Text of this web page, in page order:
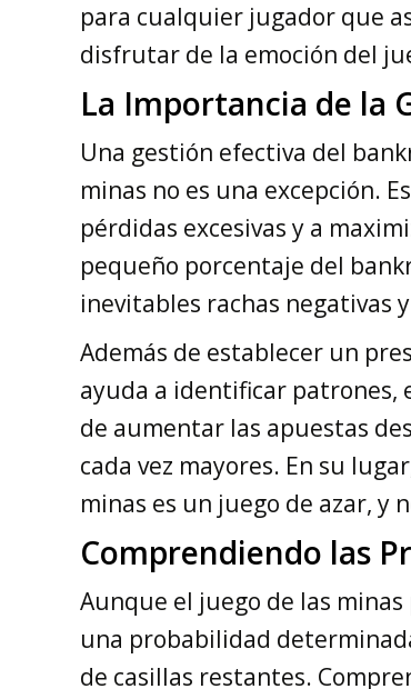
para cualquier jugador que
disfrutar de la emoción del
La Importancia de la
Una gestión efectiva del
minas no es una excepción.
pérdidas excesivas y a
pequeño porcentaje del
inevitables rachas negativas
Además de establecer un
ayuda a identificar patrones,
de aumentar las apuestas
cada vez mayores. En su
minas es un juego de azar, y
Comprendiendo las
Aunque el juego de las
una probabilidad
de casillas restantes.